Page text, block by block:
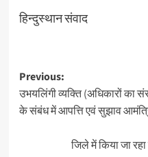
हिन्दुस्थान संवाद
Post
navigation
Previous:
उभयलिंगी व्यक्ति (अधिकारों का
के संबंध में आपत्ति एवं सुझाव
जिले में किया जा